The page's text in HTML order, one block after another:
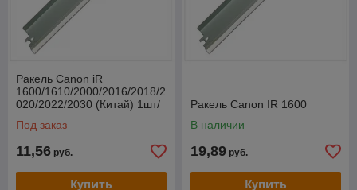
Ракель Canon iR
1600/1610/2000/2016/2018/2
020/2022/2030 (Китай) 1шт/
Под заказ
11,56 руб.
Купить
Ракель Canon IR 1600
В наличии
19,89 руб.
Купить